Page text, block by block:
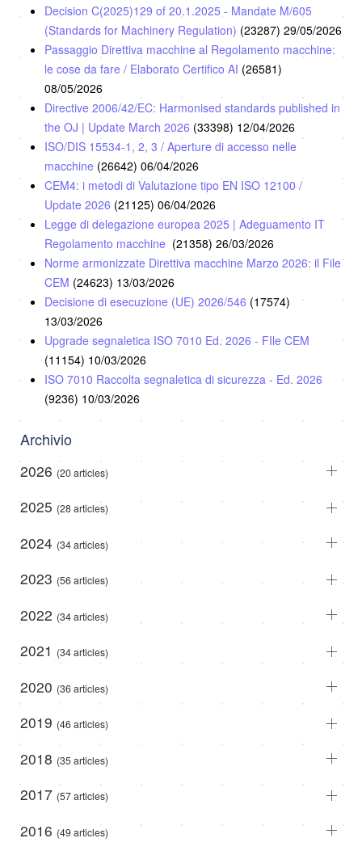
Decision C(2025)129 of 20.1.2025 - Mandate M/605
(Standards for Machinery Regulation) (23287) 29/05/2026
Passaggio Direttiva macchine al Regolamento macchine:
le cose da fare / Elaborato Certifico AI (26581)
08/05/2026
Directive 2006/42/EC: Harmonised standards published in
the OJ | Update March 2026 (33398) 12/04/2026
ISO/DIS 15534-1, 2, 3 / Aperture di accesso nelle
macchine (26642) 06/04/2026
CEM4: i metodi di Valutazione tipo EN ISO 12100 /
Update 2026 (21125) 06/04/2026
Legge di delegazione europea 2025 | Adeguamento IT
Regolamento macchine (21358) 26/03/2026
Norme armonizzate Direttiva macchine Marzo 2026: il File
CEM (24623) 13/03/2026
Decisione di esecuzione (UE) 2026/546 (17574)
13/03/2026
Upgrade segnaletica ISO 7010 Ed. 2026 - FIle CEM
(11154) 10/03/2026
ISO 7010 Raccolta segnaletica di sicurezza - Ed. 2026
(9236) 10/03/2026
Archivio
2026 (20 articles)
2025 (28 articles)
2024 (34 articles)
2023 (56 articles)
2022 (34 articles)
2021 (34 articles)
2020 (36 articles)
2019 (46 articles)
2018 (35 articles)
2017 (57 articles)
2016 (49 articles)